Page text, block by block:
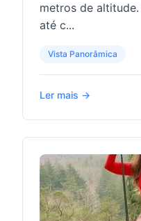
metros de
até c...
Vista Panorâmica
Ler mais →